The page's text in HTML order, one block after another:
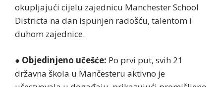
okupljajući cijelu zajednicu Manchester School
Districta na dan ispunjen radošću, talentom i
duhom zajednice.
● Objedinjeno učešće: Po prvi put, svih 21
državna škola u Mančesteru aktivno je